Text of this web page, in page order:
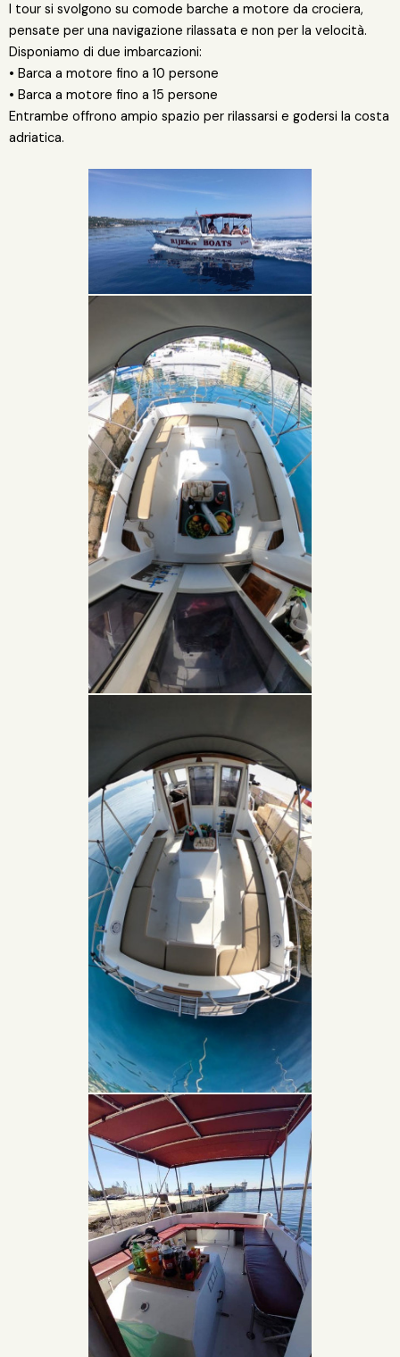
I tour si svolgono su comode barche a motore da crociera,
pensate per una navigazione rilassata e non per la velocità.
Disponiamo di due imbarcazioni:
• Barca a motore fino a 10 persone
• Barca a motore fino a 15 persone
Entrambe offrono ampio spazio per rilassarsi e godersi la costa
adriatica.